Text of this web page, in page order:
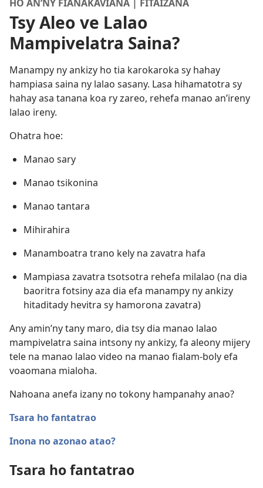
HO AN’NY FIANAKAVIANA | FITAIZANA
Tsy Aleo ve Lalao
Mampivelatra Saina?
Manampy ny ankizy ho tia karokaroka sy hahay
hampiasa saina ny lalao sasany. Lasa hihamatotra sy
hahay asa tanana koa ry zareo, rehefa manao an’ireny
lalao ireny.
Ohatra hoe:
Manao sary
Manao tsikonina
Manao tantara
Mihirahira
Manamboatra trano kely na zavatra hafa
Mampiasa zavatra tsotsotra rehefa milalao (na dia
baoritra fotsiny aza dia efa manampy ny ankizy
hitaditady hevitra sy hamorona zavatra)
Any amin’ny tany maro, dia tsy dia manao lalao
mampivelatra saina intsony ny ankizy, fa aleony mijery
tele na manao lalao video na manao fialam-boly efa
voaomana mialoha.
Nahoana anefa izany no tokony hampanahy anao?
Tsara ho fantatrao
Inona no azonao atao?
Tsara ho fantatrao